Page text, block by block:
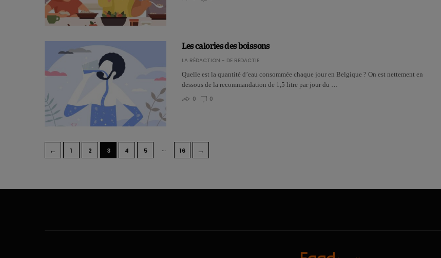
Les calories des boissons
LA RÉDACTION - DE REDACTIE
Quelle est la quantité d’eau consommée chaque jour en Belgique ? On est nettement en
dessous de la recommandation de 1,5 litre par jour du …
0
0
← 1 2 3 4 5 … 16 →